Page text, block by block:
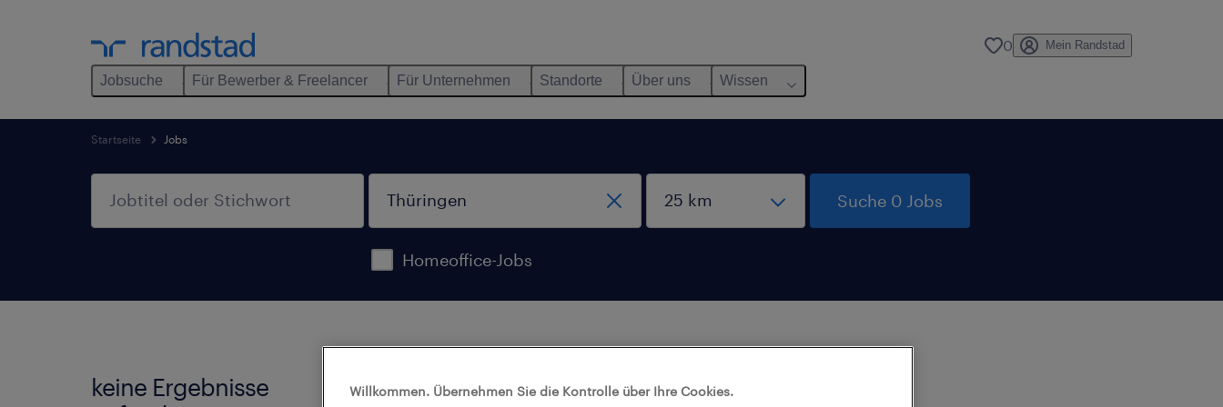
Jobsuche Für Bewerber & Freelancer Für Unternehmen Standorte Über uns Wissen
0 Mein Randstad
Startseite Jobs
Homeoffice-Jobs
Suche 0 Jobs
keine Ergebnisse
Wir haben mit diesen Filtern keine Jobs gefunden.
Willkommen. Übernehmen Sie die Kontrolle über Ihre Cookies.